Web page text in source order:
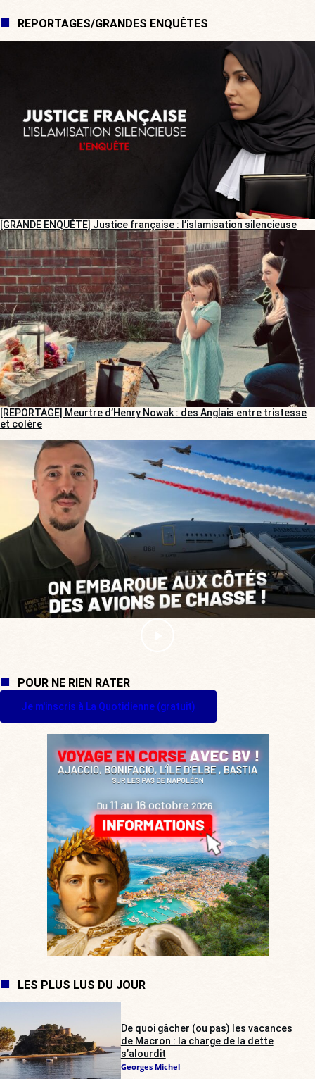
REPORTAGES/GRANDES ENQUÊTES
[GRANDE ENQUÊTE] Justice française : l’islamisation silencieuse
[REPORTAGE] Meurtre d’Henry Nowak : des Anglais entre tristesse
et colère
POUR NE RIEN RATER
Je m'inscris à La Quotidienne (gratuit)
LES PLUS LUS DU JOUR
De quoi gâcher (ou pas) les vacances
de Macron : la charge de la dette
s’alourdit
Georges Michel